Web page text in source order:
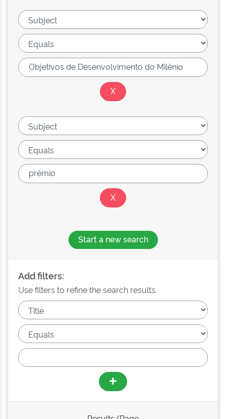
Start a new search
Add filters:
Use filters to refine the search results.